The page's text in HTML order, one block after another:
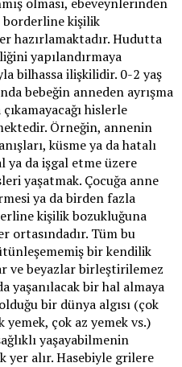
borderline kişilik
hazırlamaktadır. Hudutta
yapılandırmaya
bilhassa ilişkilidir. 0-2 yaş
bebeğin anneden ayrışma
hislerle
Örneğin, annenin
küsme ya da hatalı
ya da işgal etme üzere
yaşatmak. Çocuğa anne
ya da birden fazla
kişilik bozukluğuna
ortasındadır. Tüm bu
bir kendilik
ve beyazlar birleştirilemez
yaşanılacak bir hal almaya
bir dünya algısı (çok
çok az yemek vs.)
yaşayabilmenin
yer alır. Hasebiyle grilere